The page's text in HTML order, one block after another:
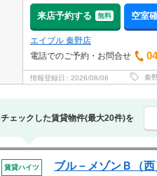
来店予約する 無料 空室
エイブル 秦野店
電話でのご予約・お問合せ
情報登録日 2026/08/06 秦
チェックした賃貸物件(最大20件)を
賃貸ハイツ ブル－メゾンＢ（西